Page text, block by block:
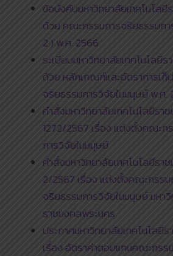
ข้อบังคับมหาวิทยาลัยเทคโนโลยี
ด้วย คณะกรรมการจริยธรรมก
2 ) พ.ศ. 2566
ระเบียบมหาวิทยาลัยเทคโนโลยี
ด้วย หลักเกณฑ์และอัตราการเก็
จริยธรรมการวิจัยในมนุษย์ พ.ศ.
คำสั่งมหาวิทยาลัยเทคโนโลยีรา
1272/2567 เรื่อง แต่งตั้งคณะก
การวิจัยในมนุษย์
คำสั่งมหาวิทยาลัยเทคโนโลยีรา
2/2567 เรื่อง แต่งตั้งคณะกรรม
จริยธรรมการวิจัยในมนุษย์ มหา
ราชมงคลพระนคร
ประกาศมหาวิทยาลัยเทคโนโลยี
เรื่อง อัตราค่าตอบแทนคณะกร